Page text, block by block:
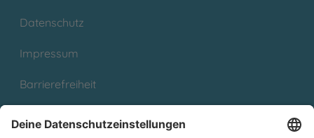
Datenschutz
Impressum
Barrierefreiheit